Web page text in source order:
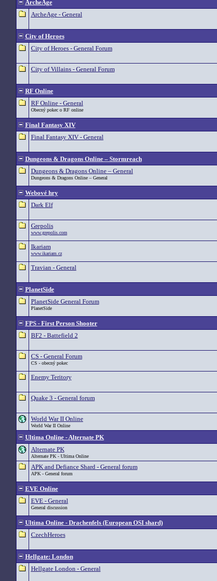
ArcheAge
ArcheAge - General
City of Heroes
City of Heroes - General Forum
City of Villains - General Forum
RF Online
RF Online - General
Obecný pokec o RF online
Final Fantasy XIV
Final Fantasy XIV - General
Dungeons & Dragons Online – Stormreach
Dungeons & Dragons Online – General
Dungeons & Dragons Online – General
Webové hry
Dark Elf
Grepolis
www.grepolis.com
Ikariam
www.ikariam.cz
Travian - General
PlanetSide
PlanetSide General Forum
PlanetSide
FPS - First Person Shooter
BF2 - Battefield 2
CS - General Forum
CS - obecný pokec
Enemy Teritory
Quake 3 - General forum
World War II Online
World War II Online
Ultima Online - Alternate PK
Alternate PK
Alternate PK - Ultima Online
APK and Defiance Shard - General forum
APK - General forum
EVE Online
EVE - General
General discussion
Ultima Online - Drachenfels (European OSI shard)
CzechHeroes
Hellgate: London
Hellgate London - General